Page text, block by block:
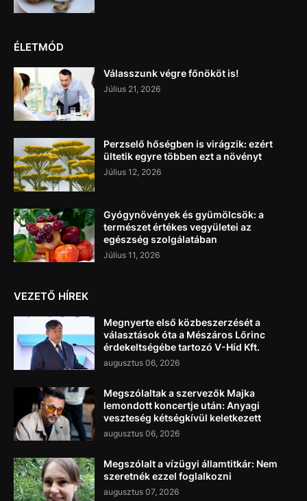
ÉLETMÓD
Válasszunk végre főnököt is!
Július 21, 2026
Perzselő hőségben is virágzik: ezért
ültetik egyre többen ezt a növényt
Július 12, 2026
Gyógynövények és gyümölcsök: a
természet értékes vegyületei az
egészség szolgálatában
Július 11, 2026
VEZETŐ HÍREK
Megnyerte első közbeszerzését a
választások óta a Mészáros Lőrinc
érdekeltségébe tartozó V-Híd Kft.
augusztus 06, 2026
Megszólaltak a szervezők Majka
lemondott koncertje után: Anyagi
veszteség kétségkívül keletkezett
augusztus 06, 2026
Megszólalt a vízügyi államtitkár: Nem
szeretnék ezzel foglalkozni
augusztus 07, 2026